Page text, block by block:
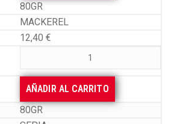
80GR
MACKEREL
12,40 €
AÑADIR AL CARRITO
80GR